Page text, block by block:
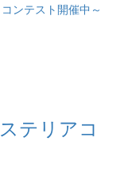
ンテスト開催中～
テリアコ